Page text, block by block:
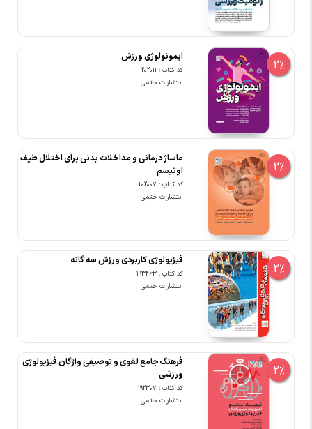
2%
ایمونولوژی ورزش
کد کتاب : 202011
انتشارات حتمی
2%
ماساژ درمانی و مداخلات بدنی برای اختلال طیف
اوتیسم
کد کتاب : 202007
انتشارات حتمی
2%
فیزیولوژی کاربردی ورزش سه گانه
کد کتاب : 193463
انتشارات حتمی
2%
فرهنگ جامع لغوی و توصیفی واژگان فیزیولوژی
ورزشی
کد کتاب : 192307
انتشارات حتمی